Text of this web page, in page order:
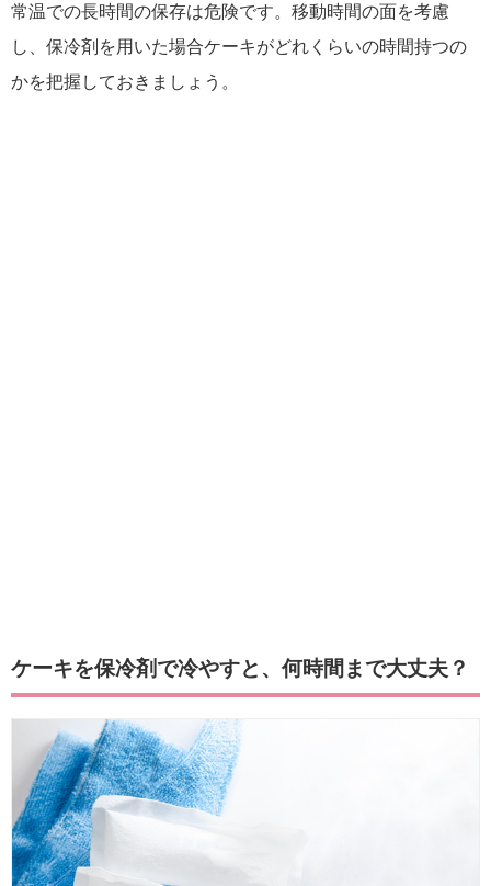
常温での長時間の保存は危険です。移動時間の面を考慮
し、保冷剤を用いた場合ケーキがどれくらいの時間持つの
かを把握しておきましょう。
ケーキを保冷剤で冷やすと、何時間まで大丈夫？